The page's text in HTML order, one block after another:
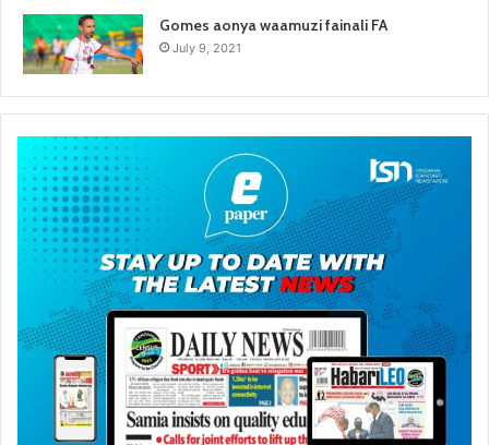
Gomes aonya waamuzi fainali FA
July 9, 2021